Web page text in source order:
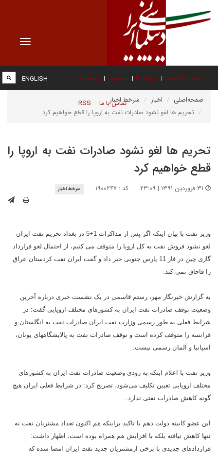
Toggle
صفحه نخست درباره ما عضویت پیوند ها
تماس با ما RSS
ENGLISH
صفحه‌اصلی اخبار
سرخط اخبار
تحریم ها لغو نشود صادرات نفت به اروپا را قطع خواهیم کرد
تحریم ها لغو نشود صادرات نفت به اروپا را
قطع خواهیم کرد
کد : ۱۹۰۰۲۴۷ سرخط اخبار
وزیر نفت با بیان اینکه اگر پس از مذاکرات 1+5 در بغداد تحریم نفت ایران
لغو نشود فروش نفت به کل اروپا را متوقف می کنیم، از احتمال لغو قرارداد
گازی چین در فاز 11 پارس جنوبی خبر داد و گفت ایران نفت کردستان عراق
را قاچاق نمی کند.
به گزارش خبرنگار مهر، رستم قاسمی در یک نشست خبری درباره آخرین
وضعیت توقف صادرات نفت ایران به کشورهای مختلف اروپایی گفت: در
شرایط فعلی به طور رسمی وزارت نفت ایران صادرات نفت به انگلستان و
فرانسه را متوقف کرده است و توقف صادرات نفت به پالایشگاههای یونان،
اسپانیا و آلمان رسمی نیست.
وزیر نفت با اعلام اینکه به زودی وضعیت صادرات نفت ایران به کشورهای
مختلف اروپایی تعیین تکلیف می‌شود، تصریح کرد: در شرایط فعلی ایران هیچ
گونه کاهش صادرات نفتی ندارد.
این عضو کابینه دولت دهم با تاکید براینکه هم اکنون تعداد مشتریان نفت نه
تنها کاهش نیافته بلکه با افزایش هم همراه بوده است، اظهار داشت:
قراردادهای جدیدی با برخی ازمشتریان جدید نفت ایران امضا شده که